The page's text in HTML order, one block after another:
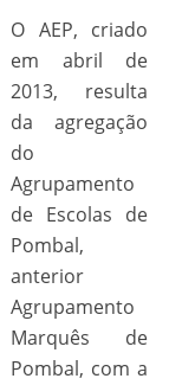
O AEP, criado
em abril de
2013, resulta
da agregação
do
Agrupamento
de Escolas de
Pombal,
anterior
Agrupamento
Marquês de
Pombal, com a